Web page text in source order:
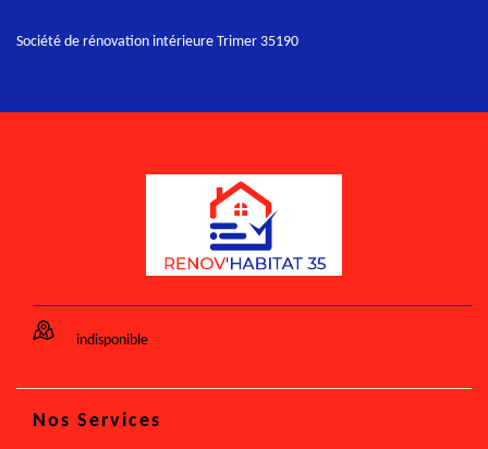
Société de rénovation intérieure Trimer 35190
indisponible
Nos Services